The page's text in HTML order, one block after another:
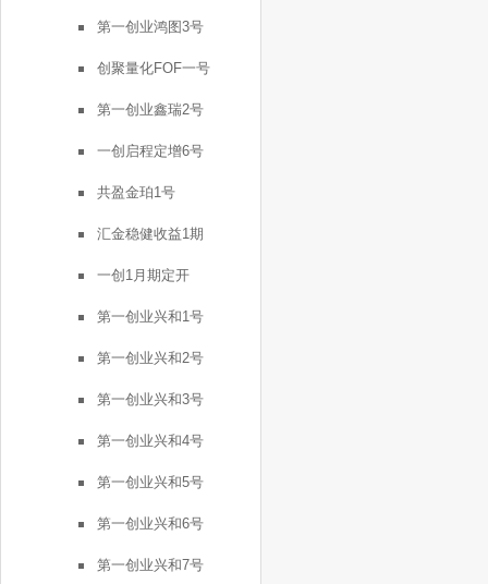
第一创业鸿图3号
创聚量化FOF一号
第一创业鑫瑞2号
一创启程定增6号
共盈金珀1号
汇金稳健收益1期
一创1月期定开
第一创业兴和1号
第一创业兴和2号
第一创业兴和3号
第一创业兴和4号
第一创业兴和5号
第一创业兴和6号
第一创业兴和7号